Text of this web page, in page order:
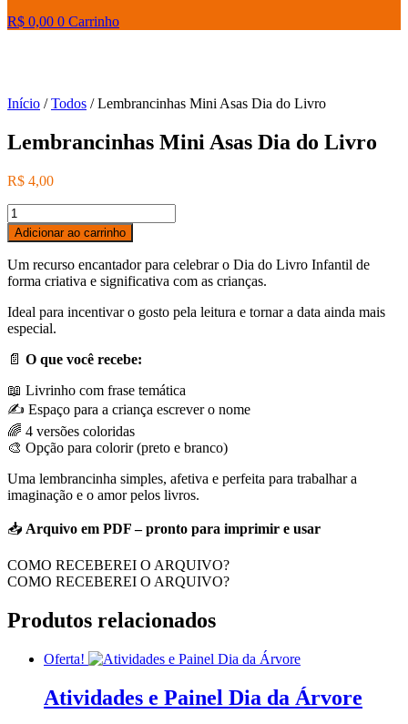
R$ 0,00 0 Carrinho
Início /Todos / Lembrancinhas Mini Asas Dia do Livro
Lembrancinhas Mini Asas Dia do Livro
R$ 4,00
Lembrancinhas
Mini
Asas
Dia
do
quantidade
Adicionar ao carrinho
Um recurso encantador para celebrar o Dia do Livro Infantil de
forma criativa e significativa com as crianças.
Ideal para incentivar o gosto pela leitura e tornar a data ainda mais
especial.
📄 O que você recebe:
📖 Livrinho com frase temática
✍️ Espaço para a criança escrever o nome
🌈 4 versões coloridas
🎨 Opção para colorir (preto e branco)
Uma lembrancinha simples, afetiva e perfeita para trabalhar a
imaginação e o amor pelos livros.
📥 Arquivo em PDF – pronto para imprimir e usar
COMO RECEBEREI O ARQUIVO?
COMO RECEBEREI O ARQUIVO?
Produtos relacionados
Oferta!
Atividades e Painel Dia da Árvore